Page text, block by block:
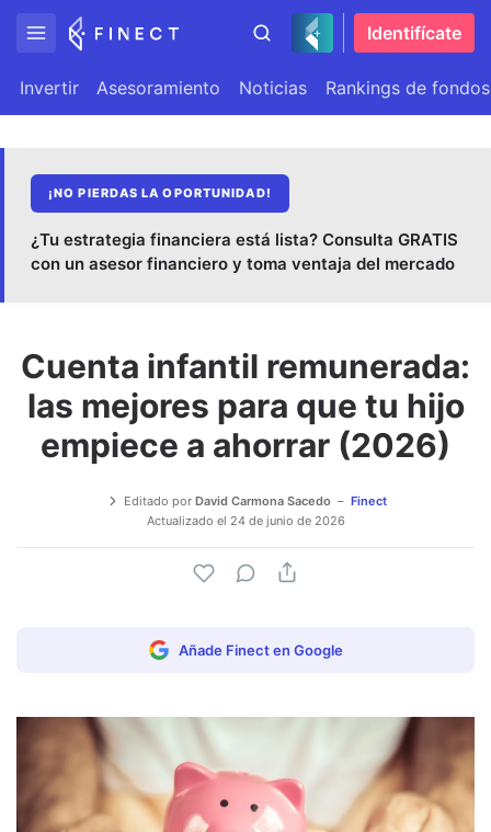
Identifícate
Invertir Asesoramiento Noticias Rankings de fondos
¡NO PIERDAS LA OPORTUNIDAD!
¿Tu estrategia financiera está lista? Consulta GRATIS
con un asesor financiero y toma ventaja del mercado
Cuenta infantil remunerada:
las mejores para que tu hijo
empiece a ahorrar (2026)
Editado por David Carmona Sacedo
Finect
Actualizado el 24 de junio de 2026
Añade Finect en Google